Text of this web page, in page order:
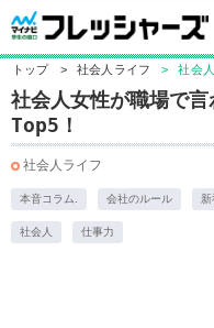
トップ > 社会人ライフ > 社会
社会人女性が職場で
Top5！
社会人ライフ
本音コラム. 会社のルール 新
社会人 仕事力